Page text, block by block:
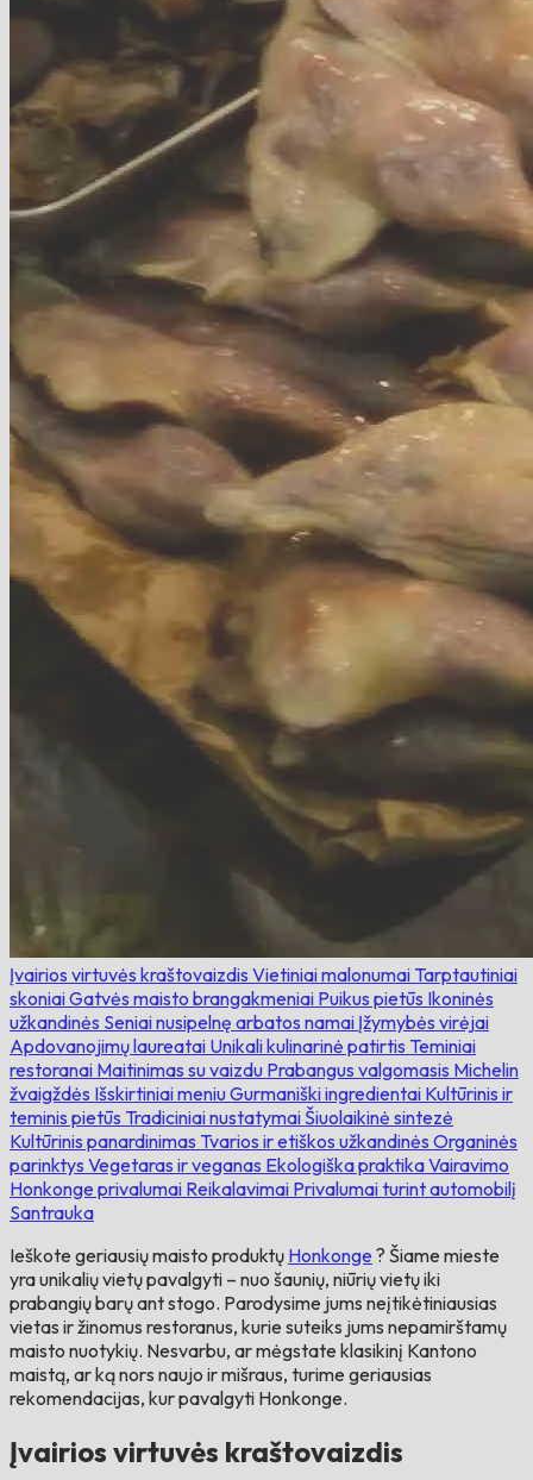
Įvairios virtuvės kraštovaizdis Vietiniai malonumai Tarptautiniai
skoniaiGatvės maisto brangakmeniai Puikus pietūs Ikoninės
užkandinės Seniai nusipelnę arbatos namai Įžymybės virėjai
Apdovanojimų laureatai Unikali kulinarinė patirtis Teminiai
restoranai Maitinimas su vaizdu Prabangus valgomasis Michelin
žvaigždės Išskirtiniai meniuGurmaniški ingredientai Kultūrinis ir
teminis pietūs Tradiciniai nustatymaiŠiuolaikinė sintezė
Kultūrinis panardinimas Tvarios ir etiškos užkandinės Organinės
parinktys Vegetaras ir veganas Ekologiška praktikaVairavimo
Honkonge privalumai Reikalavimai Privalumai turint automobilį
Santrauka
Ieškote geriausių maisto produktų Honkonge ? Šiame mieste
yra unikalių vietų pavalgyti – nuo ​​šaunių, niūrių vietų iki
prabangių barų ant stogo. Parodysime jums neįtikėtiniausias
vietas ir žinomus restoranus, kurie suteiks jums nepamirštamų
maisto nuotykių. Nesvarbu, ar mėgstate klasikinį Kantono
maistą, ar ką nors naujo ir mišraus, turime geriausias
rekomendacijas, kur pavalgyti Honkonge.
Įvairios virtuvės kraštovaizdis